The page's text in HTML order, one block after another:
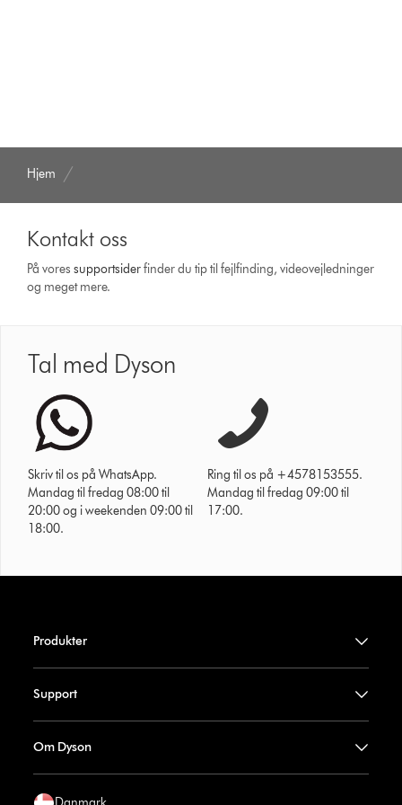
Hjem
Kontakt oss
På voressupport­siderfinder du tip til fejlfinding, video­vejledninger
og meget mere.
Tal med Dyson
Skriv til os på WhatsApp.
Mandag til fredag 08:00 til
20:00 og i weekenden 09:00 til
18:00.
Ring til os på +4578153555.
Mandag til fredag 09:00 til
17:00.
Produkter
Support
Om Dyson